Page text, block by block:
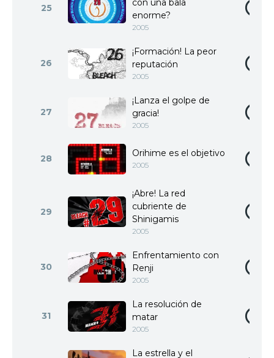
25
con una bala
enorme?
2005
26
¡Formación! La peor
reputación
2005
27
¡Lanza el golpe de
gracia!
2005
28 Orihime es el objetivo
2005
29
¡Abre! La red
cubriente de
Shinigamis
2005
30
Enfrentamiento con
Renji
2005
31
La resolución de
matar
2005
La estrella y el